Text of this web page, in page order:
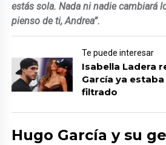
estás sola. Nada ni nadie cambiará
pienso de ti, Andrea”.
Te puede interesar
Isabella Ladera
García ya
filtrado
Hugo García y su